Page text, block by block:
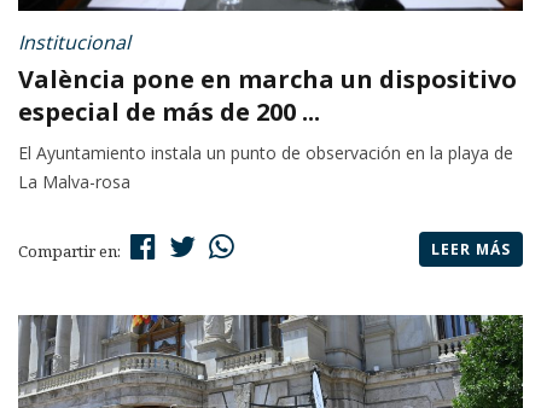
Institucional
València pone en marcha un dispositivo
especial de más de 200 ...
El Ayuntamiento instala un punto de observación en la playa de
La Malva-rosa
Compartir en: LEER MÁS